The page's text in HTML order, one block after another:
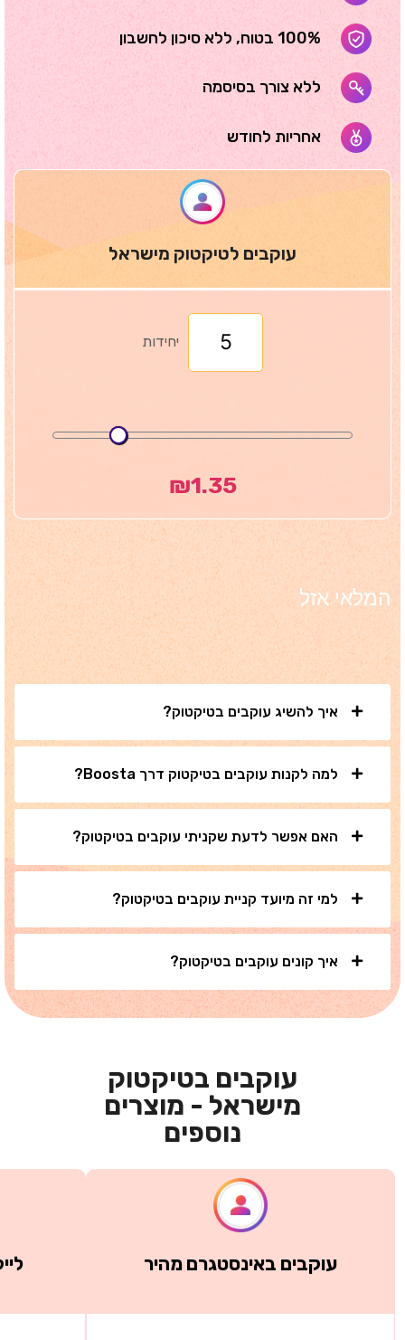
100% בטוח, ללא סיכון לחשבון
ללא צורך בסיסמה
אחריות לחודש
עוקבים לטיקטוק מישראל
יחידות
₪1.35
המלאי אזל
איך להשיג עוקבים בטיקטוק?
למה לקנות עוקבים בטיקטוק דרך Boosta?
האם אפשר לדעת שקניתי עוקבים בטיקטוק?
למי זה מיועד קניית עוקבים בטיקטוק?
איך קונים עוקבים בטיקטוק?
עוקבים בטיקטוק
מישראל - מוצרים
נוספים
עוקבים באינסטגרם מהיר